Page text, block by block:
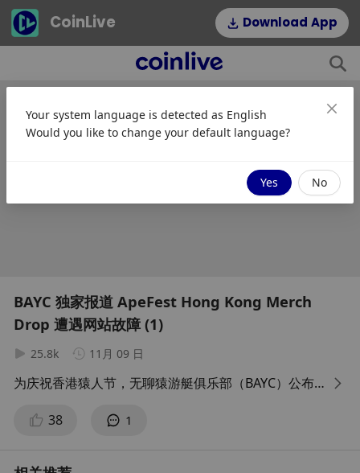
CoinLive Download App
This
window.
The media could not be loaded, either because the server or
network failed or because the format is not supported.
BAYC 独家报道 ApeFest Hong Kong Merch
Drop 遭遇网站故障 (1)
25.8k 11月 09 日
为庆祝香港猿人节，无聊猿游艇俱乐部（BAYC）公布了
38 1
Your system language is detected as English
Would you like to change your default language?
Yes No